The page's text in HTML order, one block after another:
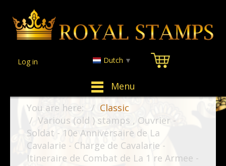
Menu
Log in Dutch ▼
You are here:
Classic
Various (old ) stamps , Ouvrier -
Soldat - 10e Anniversaire de La
Cavalarie - Charge de Cavalarie -
Itineraire de Combat de La 1 re Armee -